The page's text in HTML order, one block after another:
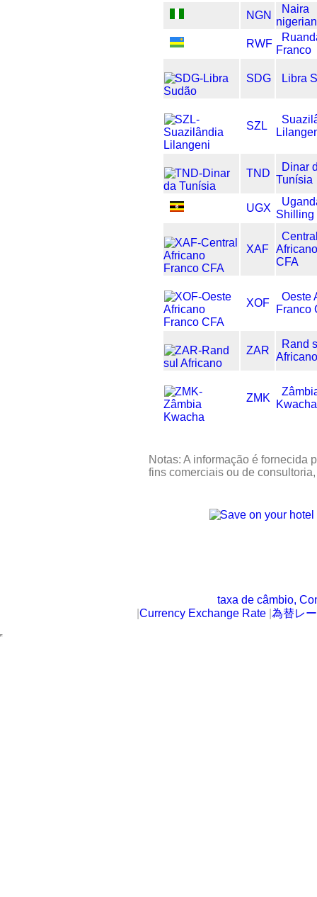
NGN
Naira
RWF
Franco
SDG Libra
SZL
TND
Dinar
Tunísia
UGX
Shilling
XAF
CFA
XOF
Oeste
Franco
ZAR
Rand
ZMK
Kwacha
Notas: A informação é fornecida
fins comerciais ou de
taxa de câmbio,
Currency Exchange Rate 為替レ